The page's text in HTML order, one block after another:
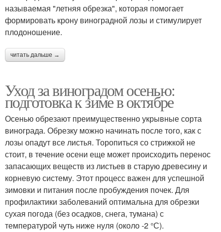
называемая "летняя обрезка", которая помогает
формировать крону виноградной лозы и стимулирует
плодоношение.
читать дальше →
Уход за виноградом осенью:
подготовка к зиме в октябре
Осенью обрезают преимущественно укрывные сорта
винограда. Обрезку можно начинать после того, как с
лозы опадут все листья. Торопиться со стрижкой не
стоит, в течение осени еще может происходить перенос
запасающих веществ из листьев в старую древесину и
корневую систему. Этот процесс важен для успешной
зимовки и питания после пробуждения почек. Для
профилактики заболеваний оптимальна для обрезки
сухая погода (без осадков, снега, тумана) с
температурой чуть ниже нуля (около -2 °С).